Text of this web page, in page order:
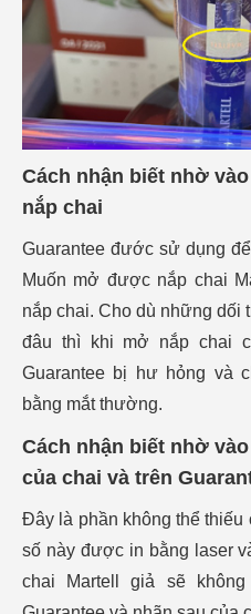
Cách nhận biết nhờ
nắp chai
Guarantee đước sử dụng
Muốn mở được nắp chai
nắp chai. Cho dù những dối
đâu thì khi mở nắp chai
Guarantee bị hư hỏng và
bằng mắt thường.
Cách nhận biết nhờ
của chai và trên
Đây là phần không thể thiếu
số này được in bằng laser
chai Martell giả sẽ